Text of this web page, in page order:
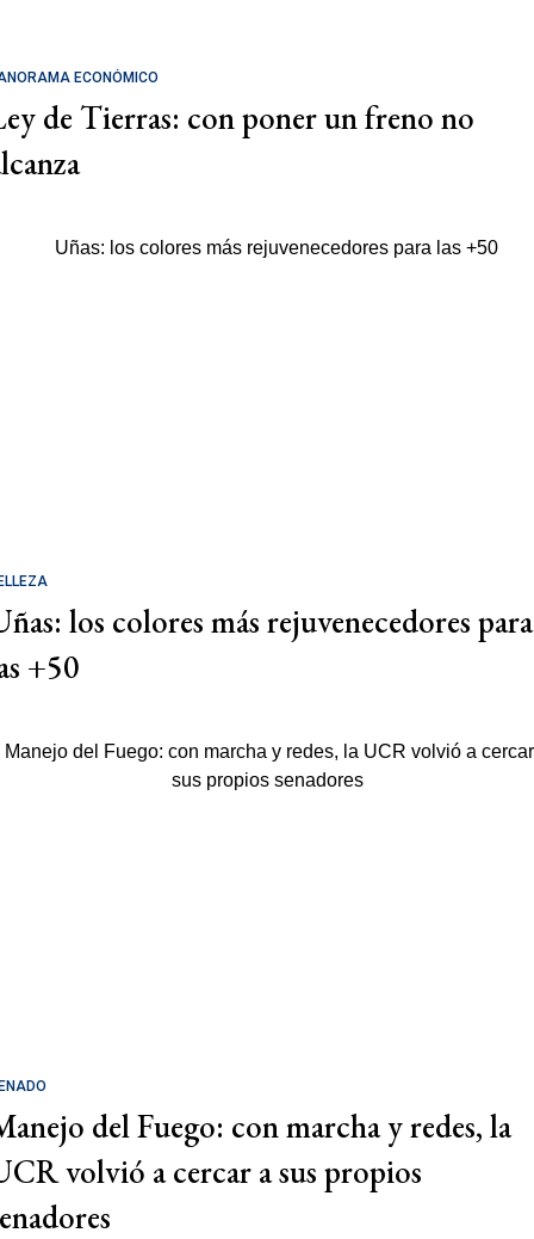
ECONÓMICO
de Tierras: con poner un freno no
los colores más rejuvenecedores para
+50
del Fuego: con marcha y redes, la
volvió a cercar a sus propios